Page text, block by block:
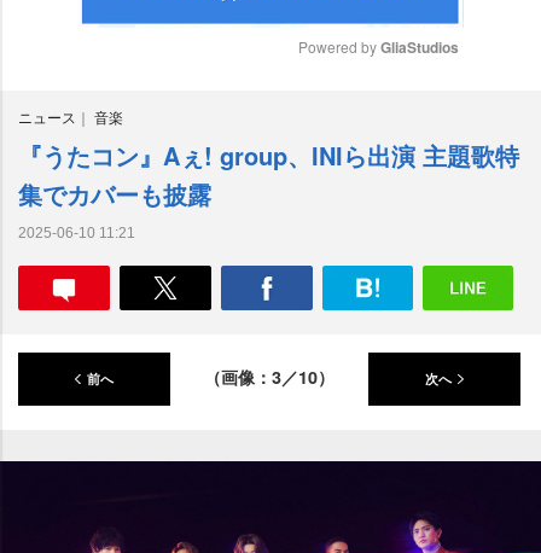
e
Powered by GliaStudios
ニュース 音楽
『うたコン』Aぇ! group、INIら出演 主題歌特
集でカバーも披露
2025-06-10 11:21
前へ （画像：3／10） 次へ